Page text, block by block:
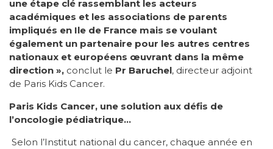
une étape clé rassemblant les acteurs
académiques et les associations de parents
impliqués en Ile de France mais se voulant
également un partenaire pour les autres centres
nationaux et européens œuvrant dans la même
direction », conclut le Pr Baruchel, directeur adjoint
de Paris Kids Cancer.
Paris Kids Cancer, une solution aux défis de
l’oncologie pédiatrique…
Selon l’Institut national du cancer, chaque année en